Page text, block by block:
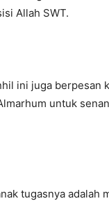
Allah SWT.
ini juga berpesan
untuk
tugasnya adalah